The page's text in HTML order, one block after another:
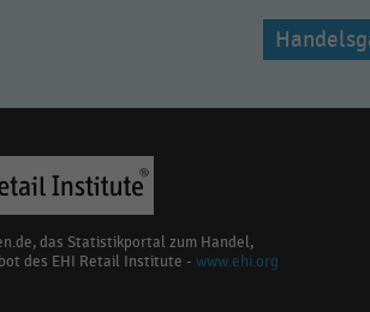
das Statistikportal zum Handel,
des EHI Retail Institute - www.ehi.org